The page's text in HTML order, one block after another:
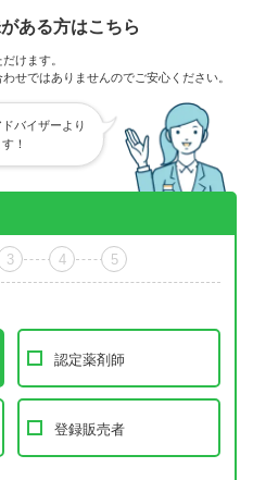
ある方はこちら
けます。
せではありませんのでご安心ください。
バイザーより
！
3 4 5
認定薬剤師
登録販売者